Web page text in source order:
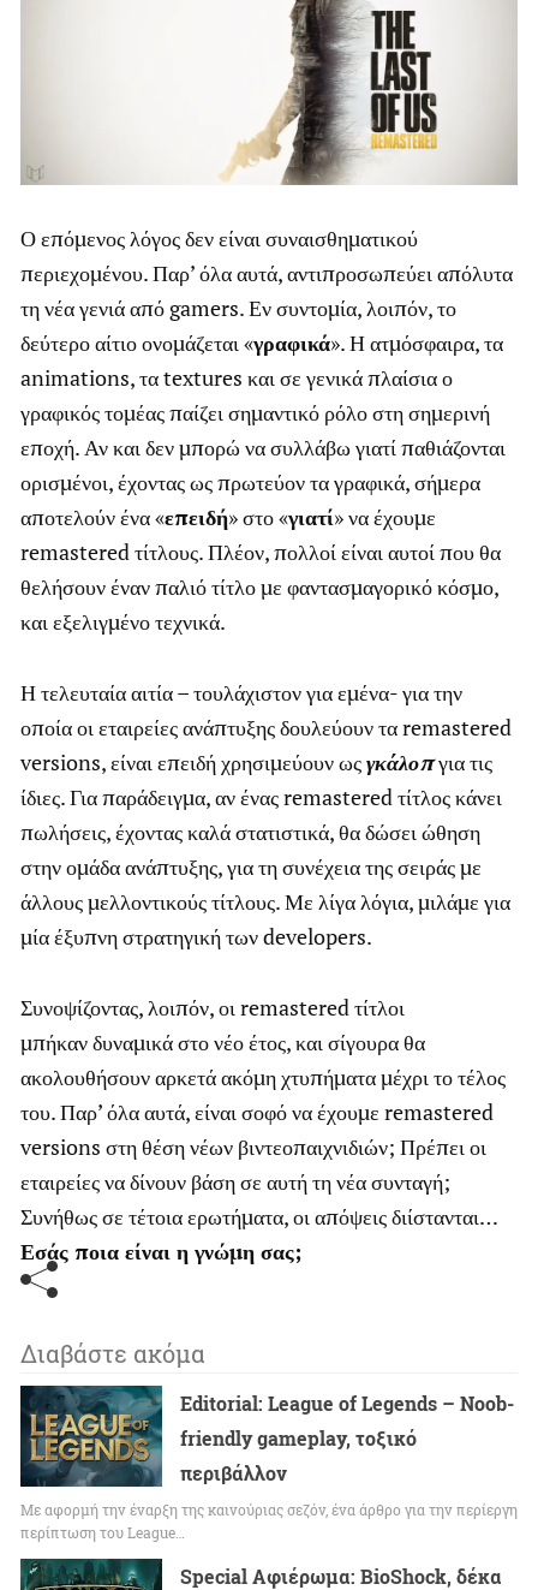
Ο επόμενος λόγος δεν είναι συναισθηματικού
περιεχομένου. Παρ’ όλα αυτά, αντιπροσωπεύει απόλυτα
τη νέα γενιά από gamers. Εν συντομία, λοιπόν, το
δεύτερο αίτιο ονομάζεται «γραφικά». Η ατμόσφαιρα, τα
animations, τα textures και σε γενικά πλαίσια ο
γραφικός τομέας παίζει σημαντικό ρόλο στη σημερινή
εποχή. Αν και δεν μπορώ να συλλάβω γιατί παθιάζονται
ορισμένοι, έχοντας ως πρωτεύον τα γραφικά, σήμερα
αποτελούν ένα «επειδή» στο «γιατί» να έχουμε
remastered τίτλους. Πλέον, πολλοί είναι αυτοί που θα
θελήσουν έναν παλιό τίτλο με φαντασμαγορικό κόσμο,
και εξελιγμένο τεχνικά.
Η τελευταία αιτία – τουλάχιστον για εμένα- για την
οποία οι εταιρείες ανάπτυξης δουλεύουν τα remastered
versions, είναι επειδή χρησιμεύουν ωςγκάλοπγια τις
ίδιες. Για παράδειγμα, αν ένας remastered τίτλος κάνει
πωλήσεις, έχοντας καλά στατιστικά, θα δώσει ώθηση
στην ομάδα ανάπτυξης, για τη συνέχεια της σειράς με
άλλους μελλοντικούς τίτλους. Με λίγα λόγια, μιλάμε για
μία έξυπνη στρατηγική των developers.
Συνοψίζοντας, λοιπόν, οι remastered τίτλοι
μπήκαν δυναμικά στο νέο έτος, και σίγουρα θα
ακολουθήσουν αρκετά ακόμη χτυπήματα μέχρι το τέλος
του. Παρ’ όλα αυτά, είναι σοφό να έχουμε remastered
versions στη θέση νέων βιντεοπαιχνιδιών; Πρέπει οι
εταιρείες να δίνουν βάση σε αυτή τη νέα συνταγή;
Συνήθως σε τέτοια ερωτήματα, οι απόψεις διίστανται…
Εσάς ποια είναι η γνώμη σας;
Διαβάστε ακόμα
Editorial: League of Legends – Noob-
friendly gameplay, τοξικό
περιβάλλον
Με αφορμή την έναρξη της καινούριας σεζόν, ένα άρθρο για την περίεργη
περίπτωση του League…
Special Αφιέρωμα: BioShock, δέκα